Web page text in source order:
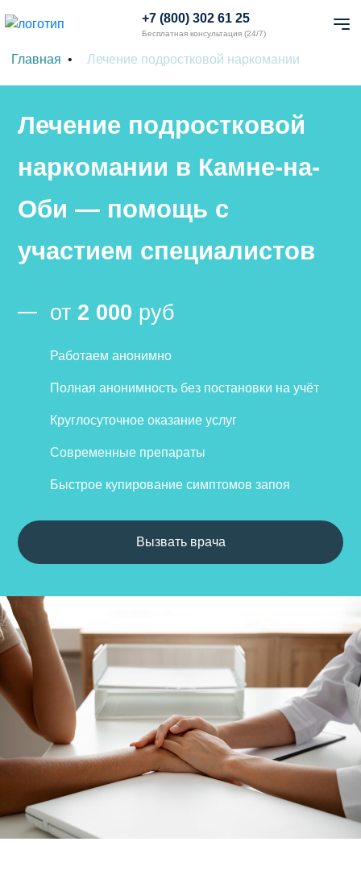
+7 (800) 302 61 25
Бесплатная консультация (24/7)
Главная Лечение подростковой наркомании
Лечение подростковой
наркомании в Камне-на-
Оби — помощь с
участием специалистов
от 2 000 руб
Работаем анонимно
Полная анонимность без постановки на учёт
Круглосуточное оказание услуг
Современные препараты
Быстрое купирование симптомов запоя
Вызвать врача